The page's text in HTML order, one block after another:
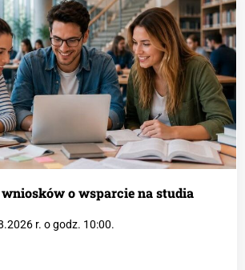
o wsparcie na studia
r. o godz. 10:00.